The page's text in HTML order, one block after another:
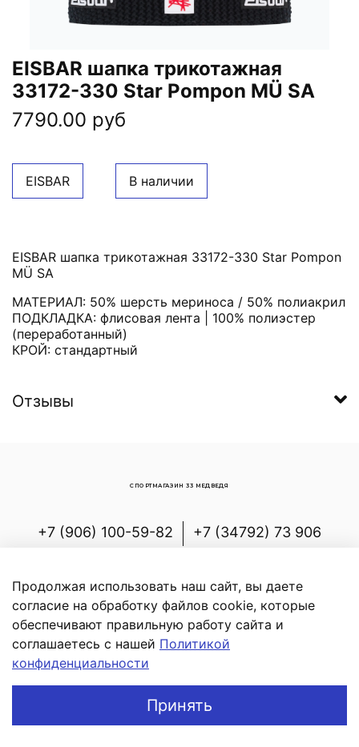
EISBAR шапка трикотажная
33172-330 Star Pompon MÜ SA
7790.00 руб
В корзину
EISBAR В наличии
EISBAR шапка трикотажная 33172-330 Star Pompon
MÜ SA
МАТЕРИАЛ: 50% шерсть мериноса / 50% полиакрил
ПОДКЛАДКА: флисовая лента | 100% полиэстер
(переработанный)
КРОЙ: стандартный
Отзывы
+7 (906) 100-59-82
+7 (34792) 73 906
Белорецкий р-н, с.Новоабзаково, ул.
Энергетиков, д.7
СПОРТМАГАЗИН 33 МЕДВЕДЯ
Продолжая использовать наш сайт, вы даете
согласие на обработку файлов cookie, которые
обеспечивают правильную работу сайта и
соглашаетесь с нашей Политикой
конфиденциальности
Принять